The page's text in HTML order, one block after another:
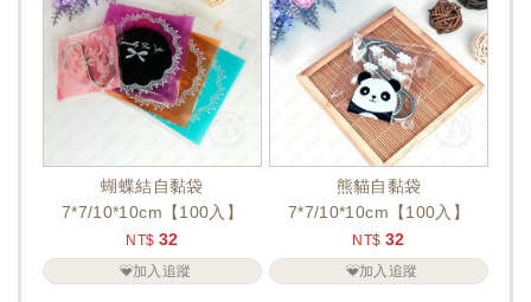
蝴蝶結自黏袋
7*7/10*10cm【100入】
NT$ 32
加入追蹤
熊貓自黏袋
7*7/10*10cm【100入】
NT$ 32
加入追蹤